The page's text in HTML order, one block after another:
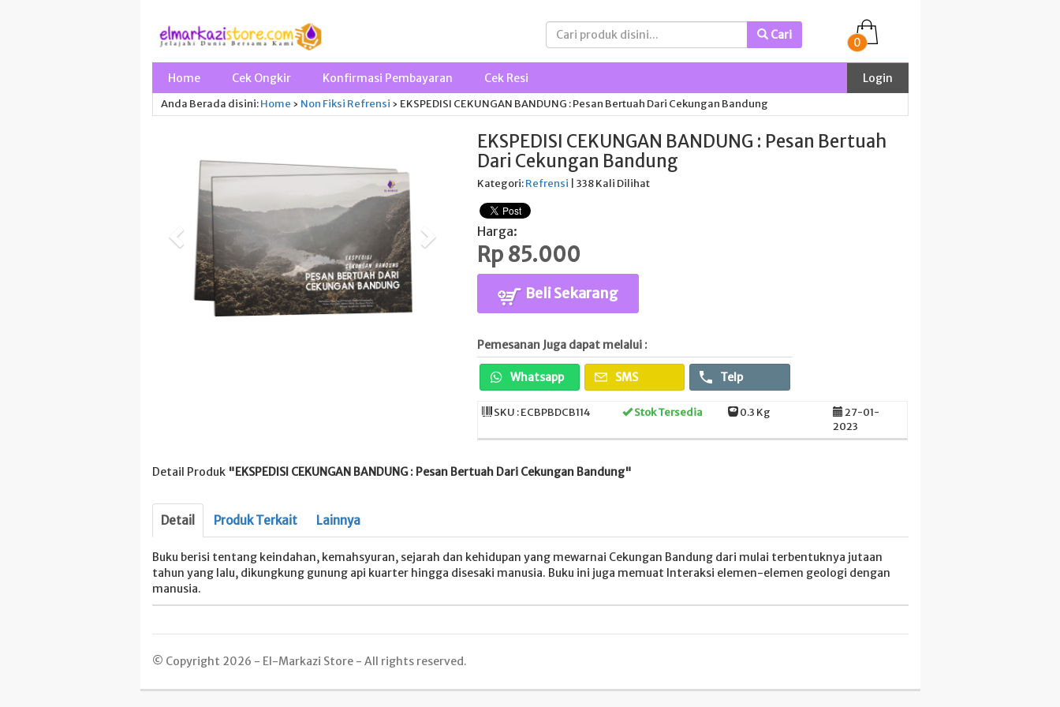
Cari
0
Home Cek Ongkir Konfirmasi Pembayaran Cek Resi Login
Anda Berada disini: Home › Non Fiksi Refrensi › EKSPEDISI CEKUNGAN BANDUNG : Pesan Bertuah Dari Cekungan Bandung
EKSPEDISI CEKUNGAN BANDUNG : Pesan Bertuah
Dari Cekungan Bandung
Kategori:Refrensi | 338 Kali Dilihat
Harga:
Rp 85.000
Beli Sekarang
Pemesanan Juga dapat melalui :
Whatsapp SMS Telp
SKU : ECBPBDCB114 Stok Tersedia 0.3 Kg
27-01-
2023
Detail Produk "EKSPEDISI CEKUNGAN BANDUNG : Pesan Bertuah Dari Cekungan Bandung"
Detail Produk Terkait Lainnya
Buku berisi tentang keindahan, kemahsyuran, sejarah dan kehidupan yang mewarnai Cekungan Bandung dari mulai terbentuknya jutaan
tahun yang lalu, dikungkung gunung api kuarter hingga disesaki manusia. Buku ini juga memuat Interaksi elemen-elemen geologi dengan
manusia.
© Copyright 2026 - El-Markazi Store - All rights reserved.